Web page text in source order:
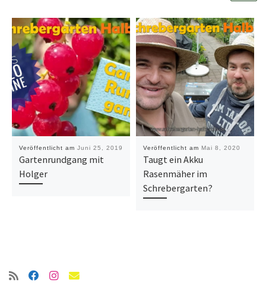
Veröffentlicht am Juni 25, 2019
Gartenrundgang mit
Holger
Veröffentlicht am Mai 8, 2020
Taugt ein Akku
Rasenmäher im
Schrebergarten?